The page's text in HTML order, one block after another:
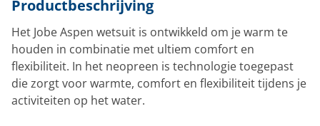
Productbeschrijving
Het Jobe Aspen wetsuit is ontwikkeld om je warm te
houden in combinatie met ultiem comfort en
flexibiliteit. In het neopreen is technologie toegepast
die zorgt voor warmte, comfort en flexibiliteit tijdens je
activiteiten op het water.